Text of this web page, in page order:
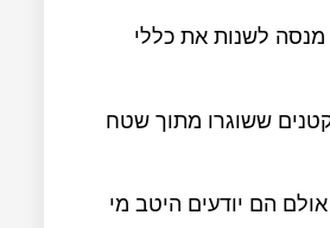
מנסה לשנות את כללי
ששוגרו מתוך שטח
הם יודעים היטב מי